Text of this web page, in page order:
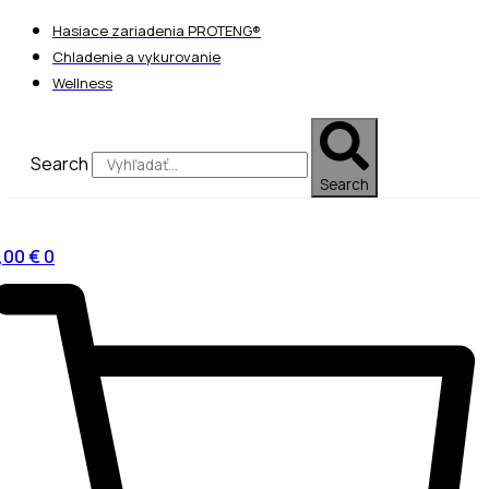
Preskočiť
obsah
Hasiace zariadenia PROTENG®
Chladenie a vykurovanie
Wellness
Search
Search
€ 0